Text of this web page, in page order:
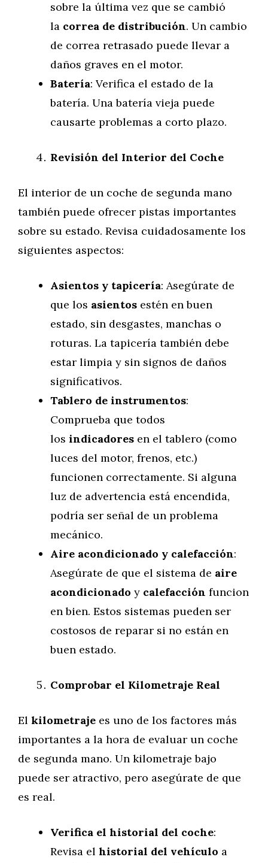
sobre la última vez que se cambió
la correa de distribución. Un cambio
de correa retrasado puede llevar a
daños graves en el motor.
Batería: Verifica el estado de la
batería. Una batería vieja puede
causarte problemas a corto plazo.
Revisión del Interior del Coche
El interior de un coche de segunda mano
también puede ofrecer pistas importantes
sobre su estado. Revisa cuidadosamente los
siguientes aspectos:
Asientos y tapicería: Asegúrate de
que los asientos estén en buen
estado, sin desgastes, manchas o
roturas. La tapicería también debe
estar limpia y sin signos de daños
significativos.
Tablero de instrumentos:
Comprueba que todos
los indicadores en el tablero (como
luces del motor, frenos, etc.)
funcionen correctamente. Si alguna
luz de advertencia está encendida,
podría ser señal de un problema
mecánico.
Aire acondicionado y calefacción:
Asegúrate de que el sistema de aire
acondicionado y calefacción funcion
en bien. Estos sistemas pueden ser
costosos de reparar si no están en
buen estado.
Comprobar el Kilometraje Real
El kilometraje es uno de los factores más
importantes a la hora de evaluar un coche
de segunda mano. Un kilometraje bajo
puede ser atractivo, pero asegúrate de que
es real.
Verifica el historial del coche:
Revisa el historial del vehículo a